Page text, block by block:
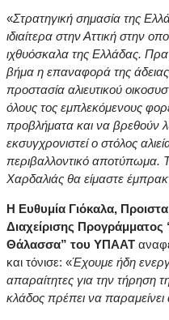
«Στρατηγική σημασία της
ιδιαίτερα στην Αττική στην
ιχθυόσκαλα της Ελλάδας.
βήμα η επαναφορά της άδειας
προστασία αλιευτικού
όλους τος εμπλεκόμενους
προβλήματα και να βρεθούν
εκσυγχρονιστεί ο στόλος
περιβαλλοντικό αποτύπωμα.
Χαρδαλιάς θα είμαστε
Η Ευθυμία Γιόκαλα,
Διαχείρισης Προγράμματος
Θάλασσα” του ΥΠΑΑΤ
και τόνισε: «Έχουμε ήδη
απαραίτητες για την τήρηση
κλάδος πρέπει να παραμείνει